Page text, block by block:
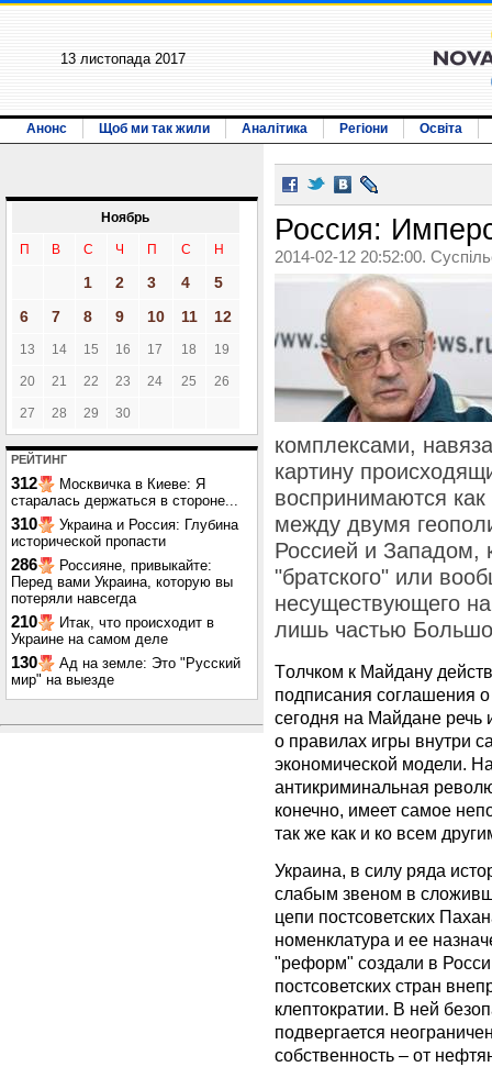
13 листопада 2017
Анонс Щоб ми так жили Аналітика Регіони Освіта
Ноябрь
П В С Ч П С Н
1 2 3 4
5
6
7 8 9 10 11 12
13 14 15 16 17 18 19
20 21 22 23 24 25 26
27 28 29 30
РЕЙТИНГ
312
Москвичка в Киеве: Я
старалась держаться в стороне...
310
Украина и Россия: Глубина
исторической пропасти
286
Россияне, привыкайте:
Перед вами Украина, которую вы
потеряли навсегда
210
Итак, что происходит в
Украине на самом деле
130
Ад на земле: Это "Русский
мир" на выезде
Россия:
2014-02-12 20:52:00.
комплексами,
картину
воспринимаются
между двумя
Россией и Западом,
"братского" или
несуществующего
лишь частью
Tолчком к Майдану
подписания соглашения
сегодня на Майдане речь
о правилах игры внутри
экономической модели.
антикриминальная
конечно, имеет самое
так же как и ко всем
Украина, в силу ряда
слабым звеном в
цепи постсоветских
номенклатура и ее
"реформ" создали в
постсоветских стран
клептократии. В ней
подвергается
собственность – от